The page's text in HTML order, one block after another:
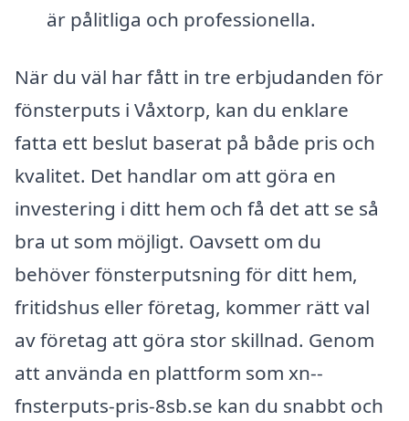
är pålitliga och professionella.
När du väl har fått in tre erbjudanden för
fönsterputs i Våxtorp, kan du enklare
fatta ett beslut baserat på både pris och
kvalitet. Det handlar om att göra en
investering i ditt hem och få det att se så
bra ut som möjligt. Oavsett om du
behöver fönsterputsning för ditt hem,
fritidshus eller företag, kommer rätt val
av företag att göra stor skillnad. Genom
att använda en plattform som xn--
fnsterputs-pris-8sb.se kan du snabbt och